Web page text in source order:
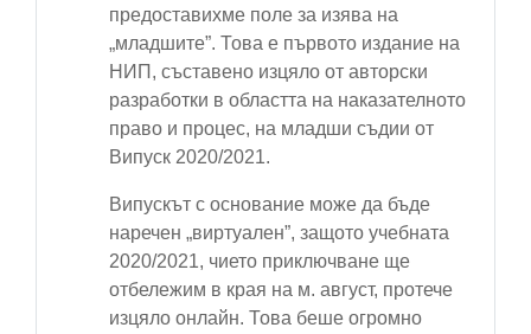
предоставихме поле за изява на
„младшите”. Това е първото издание на
НИП, съставено изцяло от авторски
разработки в областта на наказателното
право и процес, на младши съдии от
Випуск 2020/2021.
Випускът с основание може да бъде
наречен „виртуален”, защото учебната
2020/2021, чието приключване ще
отбележим в края на м. август, протече
изцяло онлайн. Това беше огромно